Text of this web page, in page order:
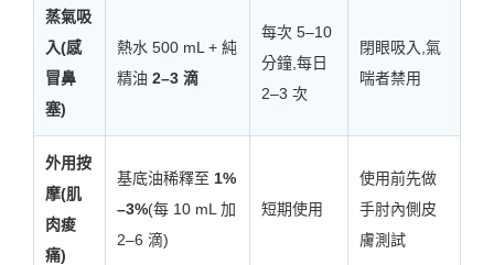
蒸氣吸
入(感
冒鼻
塞)
熱水 500 mL + 純
精油 2–3 滴
每次 5–10
分鐘,每日
2–3 次
閉眼吸入,氣
喘者禁用
外用按
摩(肌
肉痠
痛)
基底油稀釋至 1%
–3%(每 10 mL 加
2–6 滴)
短期使用
使用前先做
手肘內側皮
膚測試